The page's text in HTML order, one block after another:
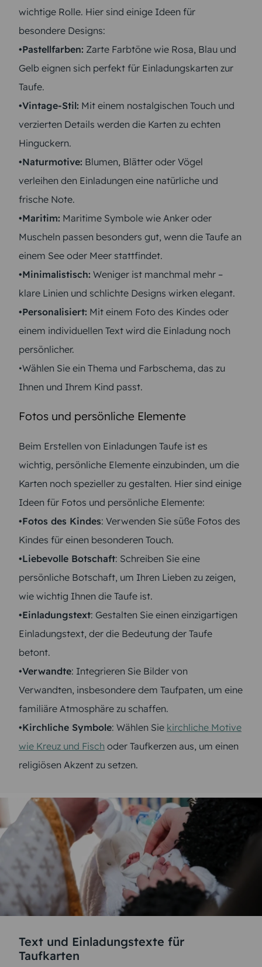
wichtige Rolle. Hier sind einige Ideen für
besondere Designs:
•Pastellfarben: Zarte Farbtöne wie Rosa, Blau und
Gelb eignen sich perfekt für Einladungskarten zur
Taufe.
•Vintage-Stil: Mit einem nostalgischen Touch und
verzierten Details werden die Karten zu echten
Hinguckern.
•Naturmotive: Blumen, Blätter oder Vögel
verleihen den Einladungen eine natürliche und
frische Note.
•Maritim: Maritime Symbole wie Anker oder
Muscheln passen besonders gut, wenn die Taufe an
einem See oder Meer stattfindet.
•Minimalistisch: Weniger ist manchmal mehr –
klare Linien und schlichte Designs wirken elegant.
•Personalisiert: Mit einem Foto des Kindes oder
einem individuellen Text wird die Einladung noch
persönlicher.
•Wählen Sie ein Thema und Farbschema, das zu
Ihnen und Ihrem Kind passt.
Fotos und persönliche Elemente
Beim Erstellen von Einladungen Taufe ist es
wichtig, persönliche Elemente einzubinden, um die
Karten noch spezieller zu gestalten. Hier sind einige
Ideen für Fotos und persönliche Elemente:
•Fotos des Kindes: Verwenden Sie süße Fotos des
Kindes für einen besonderen Touch.
•Liebevolle Botschaft: Schreiben Sie eine
persönliche Botschaft, um Ihren Lieben zu zeigen,
wie wichtig Ihnen die Taufe ist.
•Einladungstext: Gestalten Sie einen einzigartigen
Einladungstext, der die Bedeutung der Taufe
betont.
•Verwandte: Integrieren Sie Bilder von
Verwandten, insbesondere dem Taufpaten, um eine
familiäre Atmosphäre zu schaffen.
•Kirchliche Symbole: Wählen Sie kirchliche Motive
wie Kreuz und Fisch oder Taufkerzen aus, um einen
religiösen Akzent zu setzen.
Text und Einladungstexte für
Taufkarten